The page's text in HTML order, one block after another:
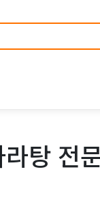
탕 전